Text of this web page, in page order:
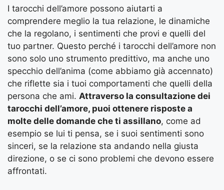
I tarocchi dell’amore possono aiutarti a
comprendere meglio la tua relazione, le dinamiche
che la regolano, i sentimenti che provi e quelli del
tuo partner. Questo perché i tarocchi dell’amore non
sono solo uno strumento predittivo, ma anche uno
specchio dell’anima (come abbiamo già accennato)
che riflette sia i tuoi comportamenti che quelli della
persona che ami. Attraverso la consultazione dei
tarocchi dell’amore, puoi ottenere risposte a
molte delle domande che ti assillano, come ad
esempio se lui ti pensa, se i suoi sentimenti sono
sinceri, se la relazione sta andando nella giusta
direzione, o se ci sono problemi che devono essere
affrontati.